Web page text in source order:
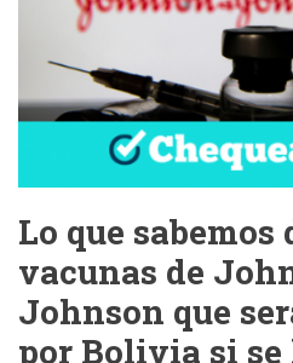
Lo que sabemos
vacunas de
Johnson que
por Bolivia si